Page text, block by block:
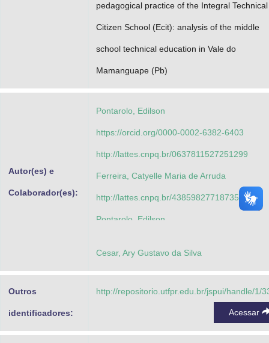
pedagogical practice of the Integral Technical
Citizen School (Ecit): analysis of the middle
school technical education in Vale do
Mamanguape (Pb)
Autor(es) e
Colaborador(es):
Pontarolo, Edilson
https://orcid.org/0000-0002-6382-6403
http://lattes.cnpq.br/0637811527251299
Ferreira, Catyelle Maria de Arruda
http://lattes.cnpq.br/4385982771873532
Pontarolo, Edilson
Cesar, Ary Gustavo da Silva
Outros
identificadores:
http://repositorio.utfpr.edu.br/jspui/handle/1/
Acessar